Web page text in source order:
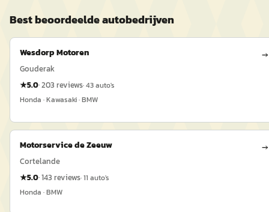
Best beoordeeldeautobedrijven
Wesdorp Motoren →
Gouderak
★5.0·203 reviews·43auto's
Honda · Kawasaki · BMW
Motorservice de Zeeuw →
Cortelande
★5.0·143 reviews·11 auto's
Honda · BMW